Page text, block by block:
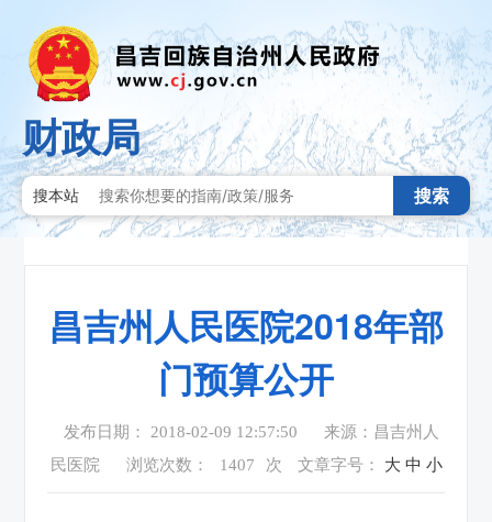
财政局
搜本站 搜索
昌吉州人民医院2018年部
门预算公开
发布日期： 2018-02-09 12:57:50
来源：昌吉州人
民医院
浏览次数： 1407 次 文章字号： 大 中 小